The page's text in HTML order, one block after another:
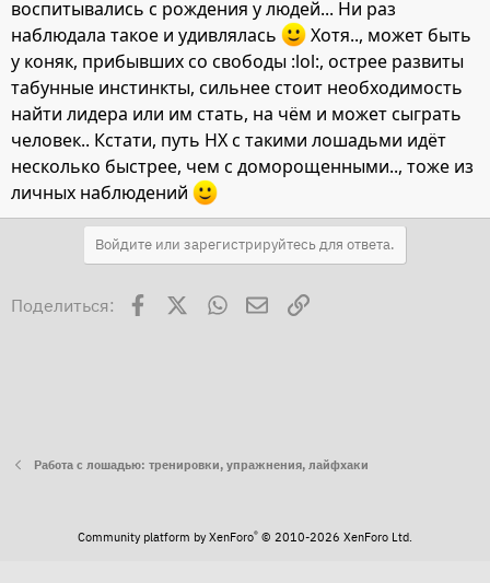
воспитывались с рождения у людей... Ни раз
наблюдала такое и удивлялась
Хотя.., может быть
у коняк, прибывших со свободы :lol:, острее развиты
табунные инстинкты, сильнее стоит необходимость
найти лидера или им стать, на чём и может сыграть
человек.. Кстати, путь НХ с такими лошадьми идёт
несколько быстрее, чем с доморощенными.., тоже из
личных наблюдений
Войдите или зарегистрируйтесь для ответа.
Поделиться: Facebook WhatsAppЭлектронная почта
Ссылка
Работа с лошадью: тренировки, упражнения, лайфхаки
Community platform by XenForo® © 2010-2026 XenForo Ltd.